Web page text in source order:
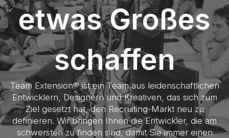
STARTEN SIE JETZT
etwas Großes
schaffen
Team Extension® ist ein Team aus leidenschaftlichen
Entwicklern, Designern und Kreativen, das sich zum
Ziel gesetzt hat, den Recruiting-Markt neu zu
definieren. Wir bringen Ihnen die Entwickler, die am
schwersten zu finden sind, damit Sie immer einen